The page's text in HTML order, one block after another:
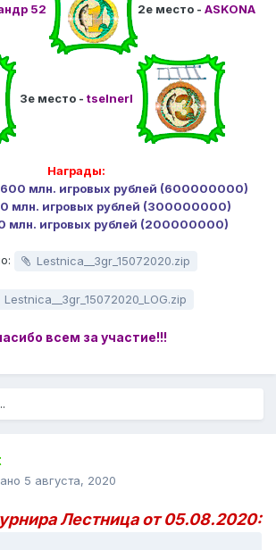
52 2е место - ASKONA
3е место - tselnerl
Награды:
600 млн. игровых рублей (600000000)
млн. игровых рублей (300000000)
млн. игровых рублей (200000000)
Lestnica__3gr_15072020.zip
Lestnica__3gr_15072020_LOG.zip
всем за участие!!!
5 августа, 2020
Лестница от 05.08.2020: